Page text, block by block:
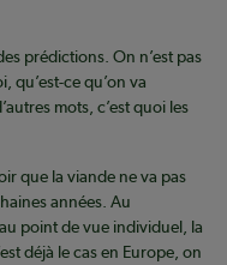
prédictions. On n’est pas
qu’est-ce qu’on va
mots, c’est quoi les
que la viande ne va pas
années. Au
point de vue individuel, la
déjà le cas en Europe, on